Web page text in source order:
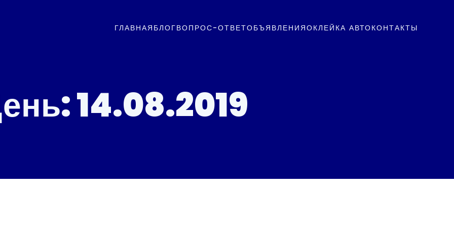
ГЛАВНАЯ БЛОГВОПРОС-ОТВЕТОБЪЯВЛЕНИЯОКЛЕЙКА АВТОКОНТАКТЫ
14.08.2019